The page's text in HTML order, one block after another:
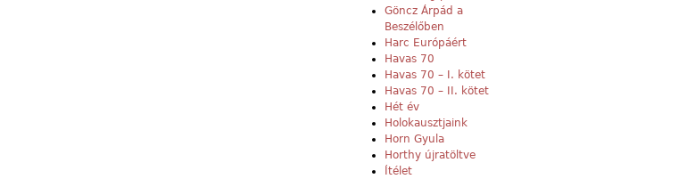
Göncz Árpád a
Beszélőben
Harc Európáért
Havas 70
Havas 70 – I. kötet
Havas 70 – II. kötet
Hét év
Holokausztjaink
Horn Gyula
Horthy újratöltve
Ítélet